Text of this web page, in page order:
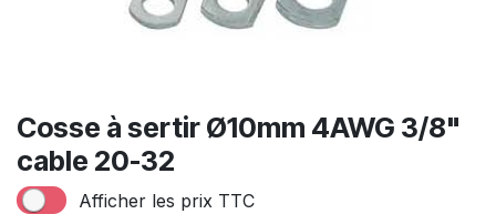
Cosse à sertir Ø10mm 4AWG 3/8"
cable 20-32
Afficher les prix TTC